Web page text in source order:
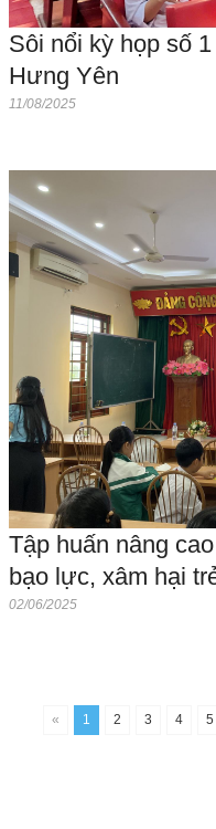
Sôi nổi kỳ họp số
Hưng Yên
11/08/2025
Tập huấn nâng
bạo lực, xâm hại
02/06/2025
« 1 2 3 4 5